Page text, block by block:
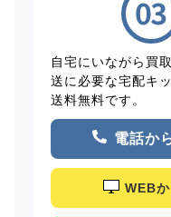
自宅にいながら買
送に必要な宅配キ
送料無料です。
電話か
WEB